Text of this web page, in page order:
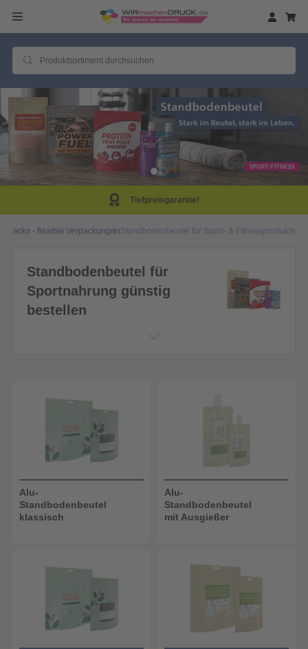
Tiefpreisgarantie!
- flexible VerpackungenStandbodenbeutel für Sport- & Fitnessprodukte
Standbodenbeutel für
Sportnahrung günstig
bestellen
Alu-
Standbodenbeutel
klassisch
Alu-
Standbodenbeutel
mit Ausgießer